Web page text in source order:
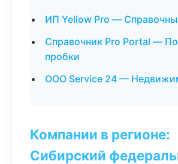
ИП Yellow Pro —
Справочник Pro Portal —
пробки
ООО Service 24 —
Компании в регионе:
Сибирский